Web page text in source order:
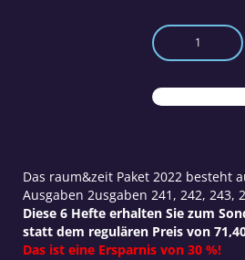
71,40 €
raum&zeit
Paket
Ausgabe
241-
Das raum&zeit Paket 2022 besteht
Ausgaben 2usgaben 241, 242, 243,
Diese 6 Hefte erhalten Sie zum
statt dem regulären Preis von
Das ist eine Ersparnis von 30 %!